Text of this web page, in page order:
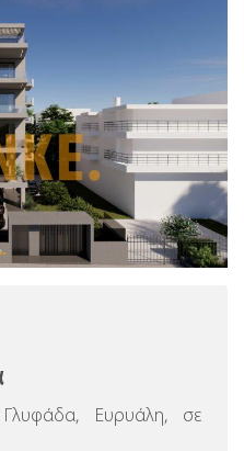
Γλυφάδα, Ευρυάλη, σε